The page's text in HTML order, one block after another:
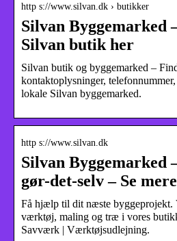
http s://www.silvan.dk › butikker
Silvan Byggemarked
Silvan butik her
Silvan butik og byggemarked –
kontaktoplysninger,
lokale Silvan byggemarked.
http s://www.silvan.dk
Silvan Byggemarked
gør-det-selv – Se
Få hjælp til dit næste byggeprojekt.
værktøj, maling og træ i vores
Savværk | Værktøjsudlejning.